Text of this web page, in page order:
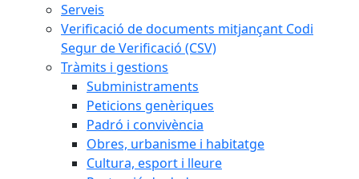
Serveis
Verificació de documents mitjançant Codi
Segur de Verificació (CSV)
Tràmits i gestions
Subministraments
Peticions genèriques
Padró i convivència
Obres, urbanisme i habitatge
Cultura, esport i lleure